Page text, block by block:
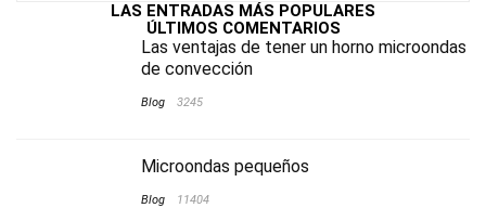
LAS ENTRADAS MÁS POPULARES
ÚLTIMOS COMENTARIOS
Las ventajas de tener un horno microondas
de convección
Blog 3245
Microondas pequeños
Blog 11404